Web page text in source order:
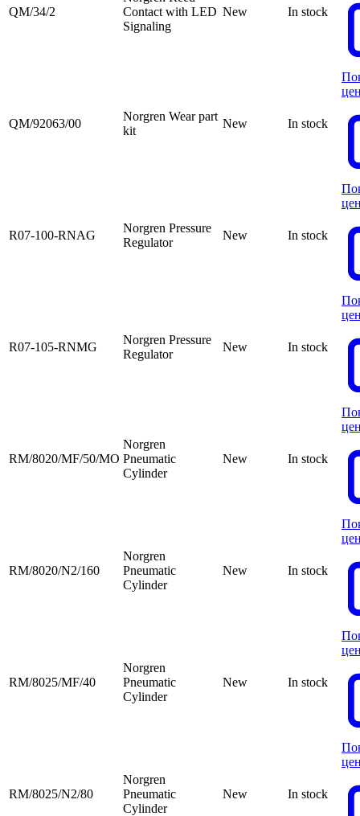
QM/34/2
Contact with LED
Signaling
New In stock
QM/92063/00
Norgren Wear part
kit
New In stock
R07-100-RNAG
Norgren Pressure
Regulator
New In stock
R07-105-RNMG
Norgren Pressure
Regulator
New In stock
RM/8020/MF/50/MO
Norgren
Pneumatic
Cylinder
New In stock
RM/8020/N2/160
Norgren
Pneumatic
Cylinder
New In stock
RM/8025/MF/40
Norgren
Pneumatic
Cylinder
New In stock
RM/8025/N2/80
Norgren
Pneumatic
Cylinder
New In stock